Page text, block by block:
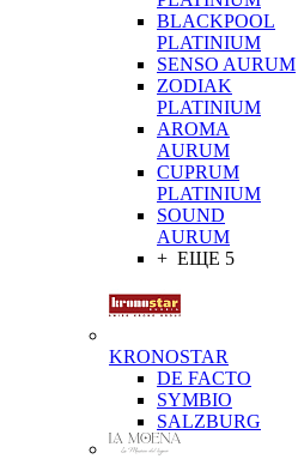
BLACKPOOL
PLATINIUM
SENSO AURUM
ZODIAK
PLATINIUM
AROMA
AURUM
CUPRUM
PLATINIUM
SOUND
AURUM
+ ЕЩЕ 5
KRONOSTAR
DE FACTO
SYMBIO
SALZBURG